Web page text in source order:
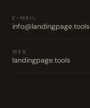
E-MAIL
info@landingpage.tools
WEB
landingpage.tools